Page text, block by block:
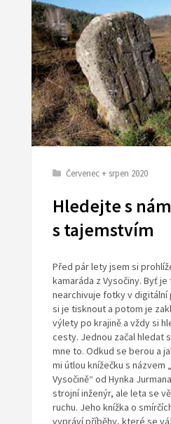
Červenec + srpen 2020
Hledejte s
s tajemstvím
Před pár lety jsem si
kamaráda z Vysočiny. Byť
nearchivuje fotky v digitální
si je tisknout a potom je
výlety po krajině a vždy si
cesty. Jednou začal hledat
mne to. Odkud se berou a
mi útlou knížečku s názvem
Vysočině“ od Hynka
strojní inženýr, ale leta se
ruchu. Jeho knížka o
vypráví příběhy, které se